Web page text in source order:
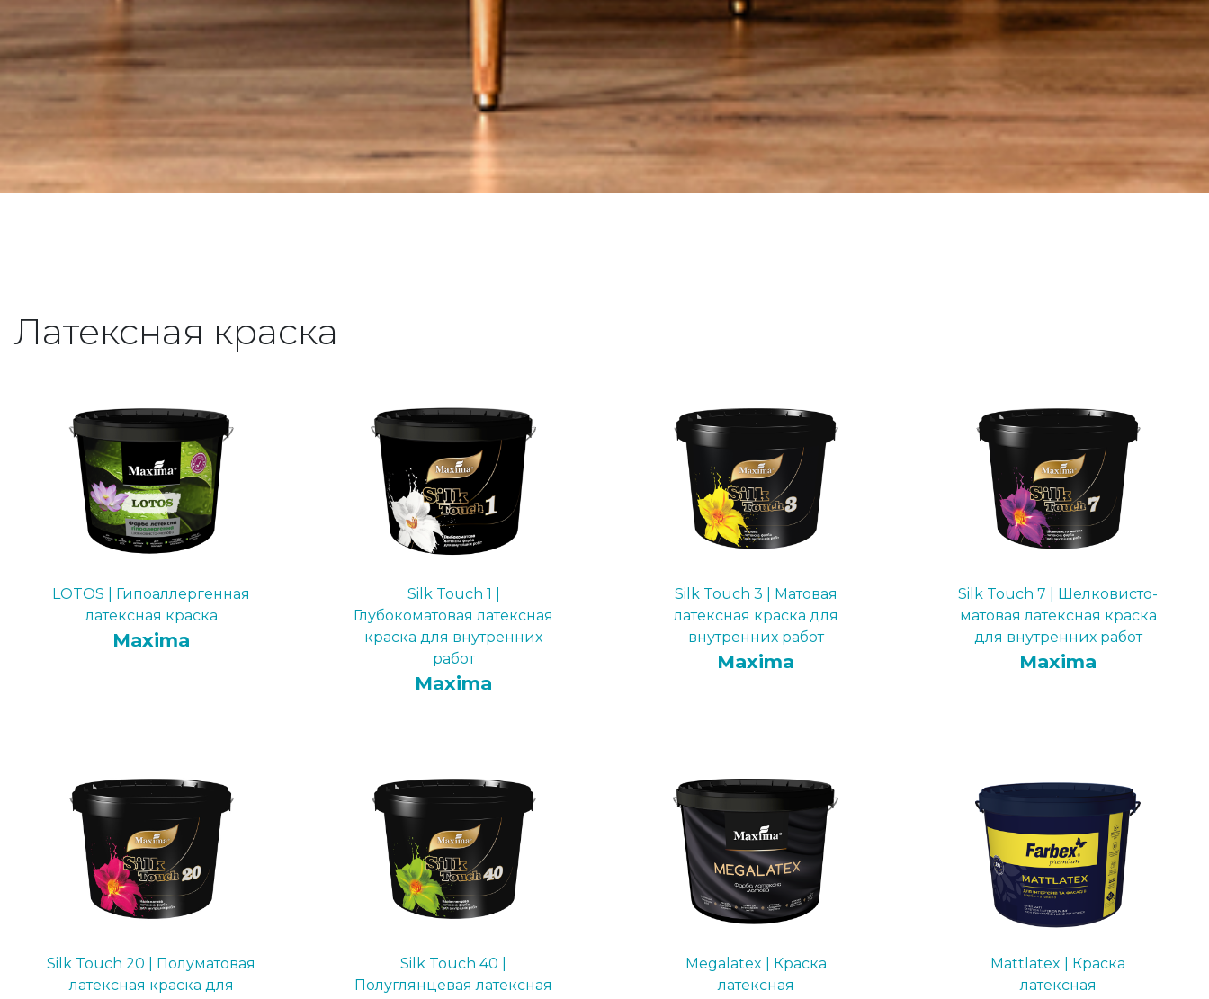
Латексная краска
LOTOS | Гипоаллергенная
латексная краска
Maxima
Silk Touch 1 |
Глубокоматовая латексная
краска для внутренних
работ
Maxima
Silk Touch 3 | Матовая
латексная краска для
внутренних работ
Maxima
Silk Touch 7 | Шелковисто-
матовая латексная краска
для внутренних работ
Maxima
Silk Touch 20 | Полуматовая
латексная краска для
Silk Touch 40 |
Полуглянцевая латексная
Megalatex | Краска
латексная
Mattlatex | Краска
латексная